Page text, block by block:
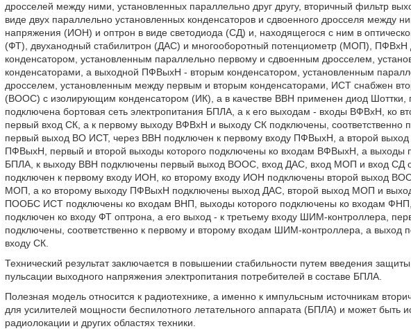
дросселей между ними, установленных параллельно друг другу, вторичный фильтр
виде двух параллельно установленных конденсаторов и сдвоенного дросселя между
напряжения (ИОН) и оптрон в виде светодиода (СД) и, находящегося с ним в
(ФТ), двуханодный стабилитрон (ДАС) и многооборотный потенциометр (МОП), ПФВхН
конденсатором, установленным параллельно первому и сдвоенным дросселем,
конденсаторами, а выходной ПФВыхН - вторым конденсатором, установленным
дросселем, установленным между первым и вторым конденсаторами, ИСТ снабжен
(ВООС) с изолирующим конденсатором (ИК), а в качестве ВВН применен диод Шоттки,
подключена бортовая сеть электропитания БПЛА, а к его выходам - входы ВФВхН, ко
первый вход СК, а к первому выходу ВФВхН и выходу СК подключены, соответственно
первый выход ВО ИСТ, через ВВН подключен к первому входу ПФВыхН, а второй
ПФВыхН, первый и второй выходы которого подключены ко входам ВФВыхН, а выходы
БПЛА, к выходу ВВН подключены первый выход ВООС, вход ДАС, вход МОП и вход СД
подключен к первому входу ИОН, ко второму входу ИОН подключены второй выход
МОП, а ко второму выходу ПФВыхН подключены выход ДАС, второй выход МОП и
ПООБС ИСТ подключены ко входам ВНП, выходы которого подключены ко входам ФНП,
подключен ко входу ФТ оптрона, а его выход - к третьему входу ШИМ-контроллера,
подключены, соответственно к первому и второму входам ШИМ-контроллера, а выход
входу СК.
Технический результат заключается в повышении стабильности путем введения
пульсации выходного напряжения электропитания потребителей в составе БПЛА.
Полезная модель относится к радиотехнике, а именно к импульсным источникам
для усилителей мощности беспилотного летательного аппарата (БПЛА) и может быть
радиолокации и других областях техники.